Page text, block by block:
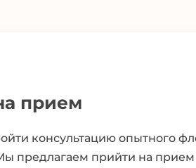
прием
консультацию опытного
предлагаем прийти на